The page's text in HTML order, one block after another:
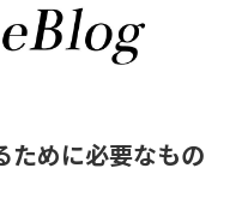
ために必要なもの